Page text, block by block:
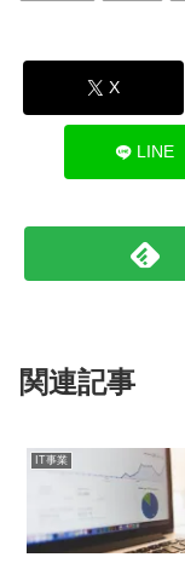
X
LINE
関連記事
IT事業